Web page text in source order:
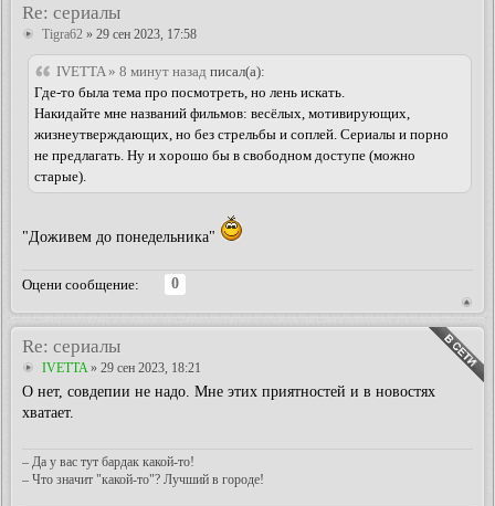
Re: сериалы
Tigra62 » 29 сен 2023, 17:58
IVETTA » 8 минут назад писал(а):
Где-то была тема про посмотреть, но лень искать.
Накидайте мне названий фильмов: весёлых, мотивирующих,
жизнеутверждающих, но без стрельбы и соплей. Сериалы и порно
не предлагать. Ну и хорошо бы в свободном доступе (можно
старые).
"Доживем до понедельника"
Оцени сообщение:
0
Re: сериалы
IVETTA» 29 сен 2023, 18:21
О нет, совдепии не надо. Мне этих приятностей и в новостях
хватает.
– Да у вас тут бардак какой-то!
– Что значит "какой-то"? Лучший в городе!